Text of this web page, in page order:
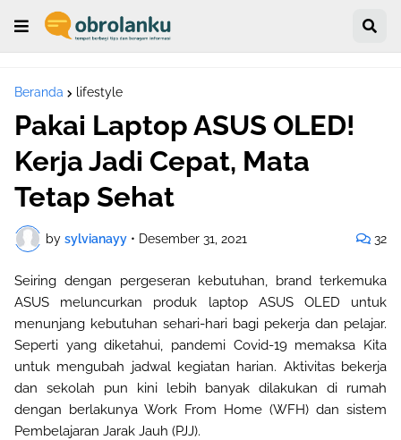
Beranda lifestyle
Pakai Laptop ASUS OLED!
Kerja Jadi Cepat, Mata
Tetap Sehat
by sylvianayy • Desember 31, 2021 32
Seiring dengan pergeseran kebutuhan, brand terkemuka
ASUS meluncurkan produk laptop ASUS OLED untuk
menunjang kebutuhan sehari-hari bagi pekerja dan pelajar.
Seperti yang diketahui, pandemi Covid-19 memaksa Kita
untuk mengubah jadwal kegiatan harian. Aktivitas bekerja
dan sekolah pun kini lebih banyak dilakukan di rumah
dengan berlakunya Work From Home (WFH) dan sistem
Pembelajaran Jarak Jauh (PJJ).